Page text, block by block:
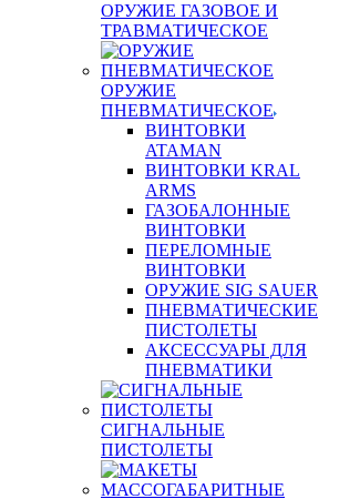
ОРУЖИЕ ГАЗОВОЕ И
ТРАВМАТИЧЕСКОЕ
ОРУЖИЕ
ПНЕВМАТИЧЕСКОЕ
ВИНТОВКИ
ATAMAN
ВИНТОВКИ KRAL
ARMS
ГАЗОБАЛОННЫЕ
ВИНТОВКИ
ПЕРЕЛОМНЫЕ
ВИНТОВКИ
ОРУЖИЕ SIG SAUER
ПНЕВМАТИЧЕСКИЕ
ПИСТОЛЕТЫ
АКСЕССУАРЫ ДЛЯ
ПНЕВМАТИКИ
СИГНАЛЬНЫЕ
ПИСТОЛЕТЫ